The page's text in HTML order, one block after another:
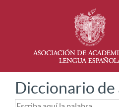
Diccionario de